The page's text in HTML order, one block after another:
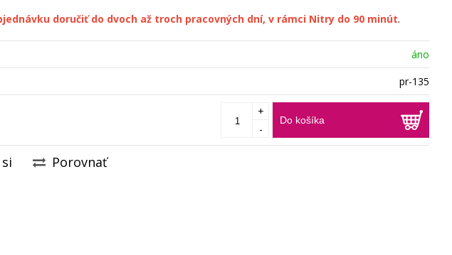
doručiť do dvoch až troch pracovných dní, v rámci Nitry do 90 minút.
áno
pr-135
Do košíka
+
-
Porovnať